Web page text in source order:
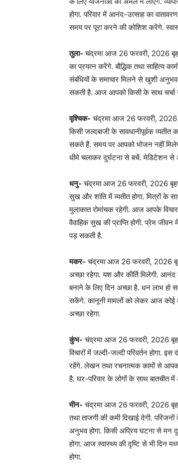
होगा. परिवार में आनंद-उत्साह का
समय पर पूरा करने की कोशिश करेंगे.
तुला- चंद्रमा आज 26 फरवरी, 2026
का प्रयत्न करेंगे. बौद्धिक तथा साहित्य
संबंधियों के समाचार मिलने से खुशी अनुभव
सकती है. आज आपको किसी के साथ चर्चा
वृश्चिक- चंद्रमा आज 26 फरवरी, 2026
किसी जल्दबाजी के सावधानीपूर्वक
सकते हैं. समय पर आपको भोजन नहीं
धीमे चलाकर दुर्घटना से बचें. मेडिटेशन से
धनु- चंद्रमा आज 26 फरवरी, 2026
सुख और शांति में व्यतीत होगा. मित्रों के
मुलाकात रोमांचक रहेगी. आज आपके विचार
वैवाहिक सुख की प्राप्ति होगी. प्रेम
पड़ सकती है.
मकर- चंद्रमा आज 26 फरवरी, 2026
अच्छा रहेगा. यश और कीर्ति मिलेगी. आनंद
बनाने के लिए दिन अच्छा है. धन लाभ हो
सकेंगे. कानूनी मामलों को लेकर आज कोई
अच्छा रहेगा.
कुंभ- चंद्रमा आज 26 फरवरी, 2026
विचारों में जल्दी-जल्दी परिवर्तन होगा.
रहेंगे. लेखन तथा रचनात्मक कामों से आपको
है. घर-परिवार के लोगों के साथ बातचीत में
मीन- चंद्रमा आज 26 फरवरी, 2026
तथा ताजगी की कमी दिखाई देगी.
अनुभव होगा. किसी अप्रिय घटना से मन
होगा. आज स्वास्थ्य की दृष्टि से भी दिन
होगा.